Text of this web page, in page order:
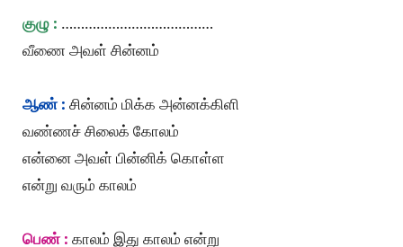
குழு : …………………………………
வீணை அவள் சின்னம்
ஆண் : சின்னம் மிக்க அன்னக்கிளி
வண்ணச் சிலைக் கோலம்
என்னை அவள் பின்னிக் கொள்ள
என்று வரும் காலம்
பெண் : காலம் இது காலம் என்று